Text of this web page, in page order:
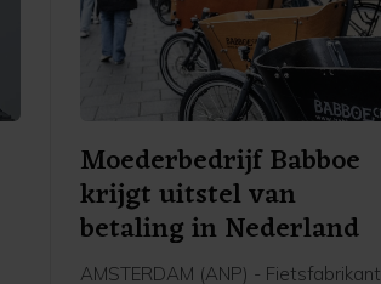
Moederbedrijf Babboe
krijgt uitstel van
betaling in Nederland
AMSTERDAM (ANP) - Fietsfabrikant